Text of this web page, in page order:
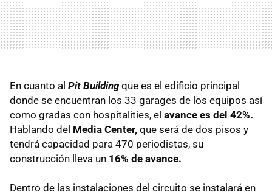
En cuanto al Pit Buildingque es el edificio principal
donde se encuentran los 33 garages de los equipos así
como gradas con hospitalities, el avance es del 42%.
Hablando del Media Center, que será de dos pisos y
tendrá capacidad para 470 periodistas, su
construcción lleva un 16% de avance.
Dentro de las instalaciones del circuito se instalará en